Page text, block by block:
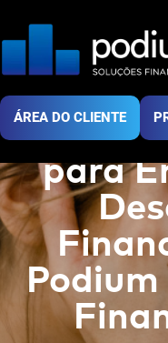
ÁREA DO CLIENTE
Como
para
Podium